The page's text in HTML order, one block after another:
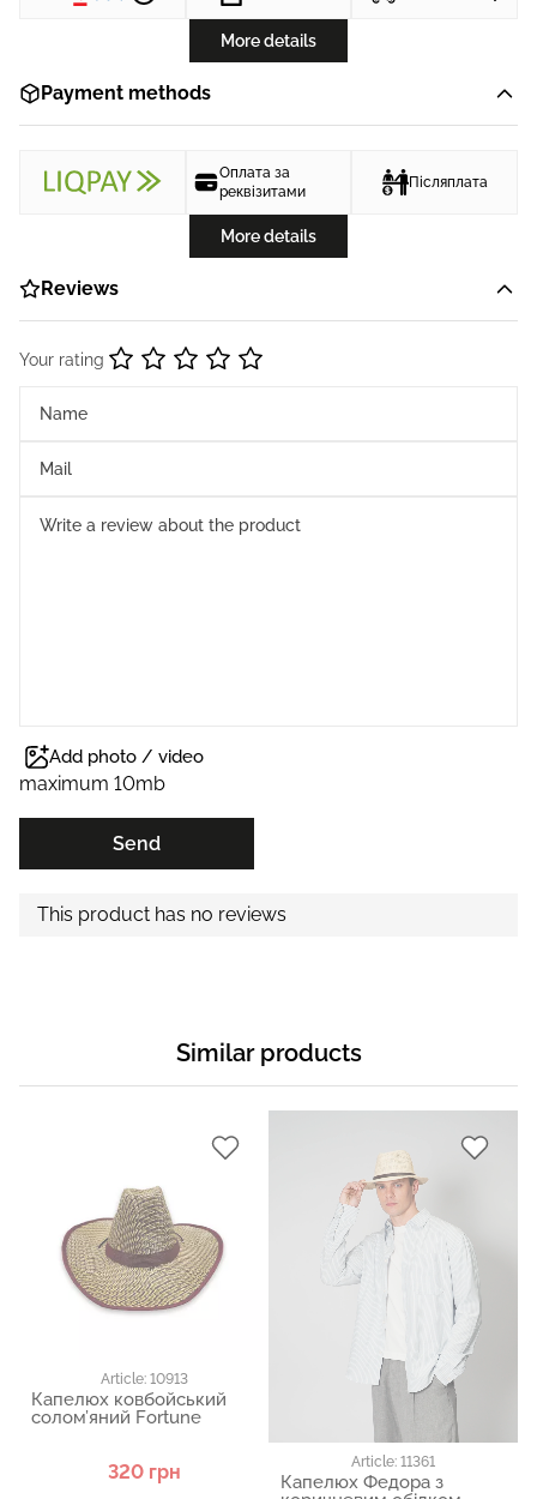
More details
Payment methods
Оплата за
реквізитами
Післяплата
More details
Reviews
Your rating
Add photo / video
maximum 10mb
Send
This product has no reviews
Similar products
Article: 10913
Капелюх ковбойський
солом’яний Fortune
320 грн Article: 11361
Капелюх Федора з